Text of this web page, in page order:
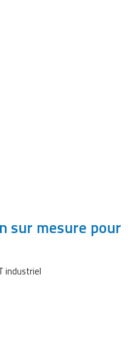
sur mesure pour
industriel